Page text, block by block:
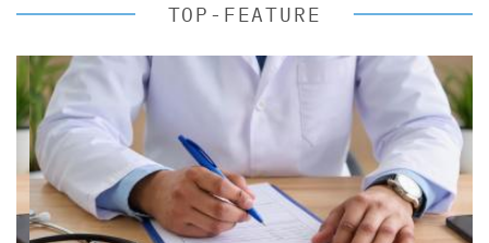
TOP-FEATURE